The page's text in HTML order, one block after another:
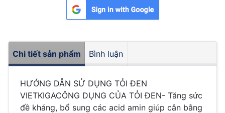
Chi tiết sản phẩm Bình luận
HƯỚNG DẪN SỬ DỤNG TỎI ĐEN
VIETKIGACÔNG DỤNG CỦA TỎI ĐEN- Tăng sức
đề kháng, bổ sung các acid amin giúp cân bằng